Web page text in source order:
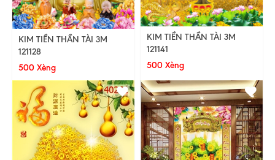
KIM TIỀN THẦN TÀI 3M
121128
500 Xèng
KIM TIỀN THẦN TÀI 3M
121141
500 Xèng